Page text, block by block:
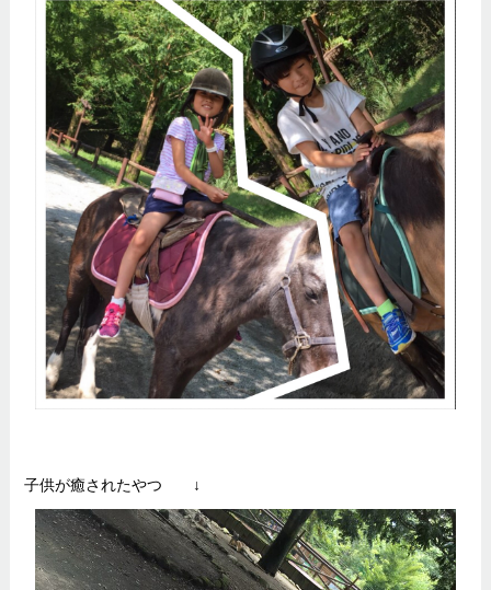
子供が癒されたやつ ↓